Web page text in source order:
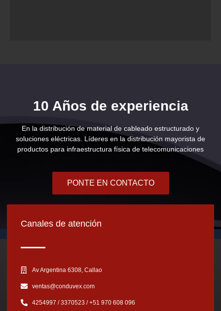
10 Años de experiencia
En la distribución de material de cableado estructurado y
soluciones eléctricas. Líderes en la distribución mayorista de
productos para infraestructura física de telecomunicaciones
PONTE EN CONTACTO
Canales de atención
Av Argentina 6308, Callao
ventas@conduvex.com
4254997 / 3370523 / ‪+51 970 608 096‬